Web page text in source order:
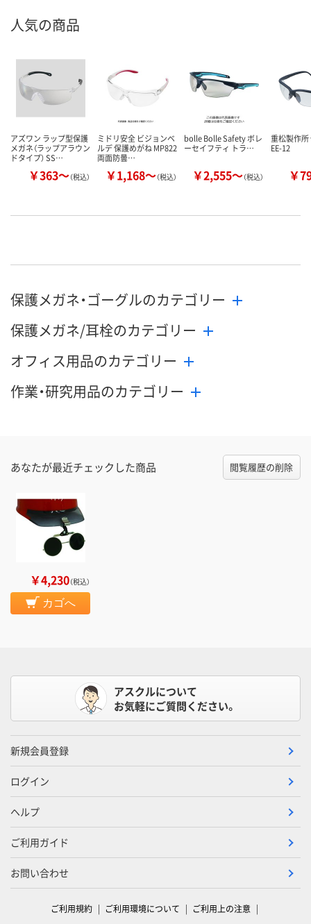
人気の商品
アズワン ラップ型保護
メガネ（ラップアラウン
ドタイプ） SS…
￥363～（税込）
ミドリ安全 ビジョンベ
ルデ 保護めがね MP822
両面防曇…
￥1,168～（税込）
bolle Bolle Safety ボレ
ーセイフティ トラ…
￥2,555～（税込）
重松製作
EE-12
￥
保護メガネ・ゴーグルのカテゴリー
保護メガネ/耳栓のカテゴリー
オフィス用品のカテゴリー
作業・研究用品のカテゴリー
あなたが最近チェックした商品 閲覧履歴の削除
￥4,230（税込）
カゴへ
アスクルについて
お気軽にご質問ください。
新規会員登録
ログイン
ヘルプ
ご利用ガイド
お問い合わせ
ご利用規約 ご利用環境について
ご利用上の注意